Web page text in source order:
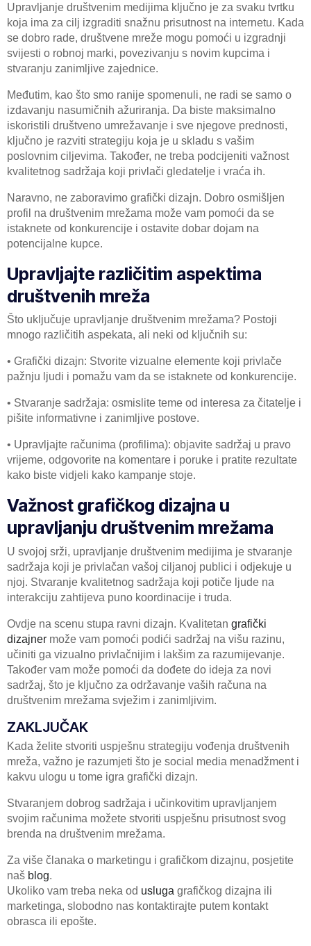
Upravljanje društvenim medijima ključno je za svaku tvrtku
koja ima za cilj izgraditi snažnu prisutnost na internetu. Kada
se dobro rade, društvene mreže mogu pomoći u izgradnji
svijesti o robnoj marki, povezivanju s novim kupcima i
stvaranju zanimljive zajednice.
Međutim, kao što smo ranije spomenuli, ne radi se samo o
izdavanju nasumičnih ažuriranja. Da biste maksimalno
iskoristili društveno umrežavanje i sve njegove prednosti,
ključno je razviti strategiju koja je u skladu s vašim
poslovnim ciljevima. Također, ne treba podcijeniti važnost
kvalitetnog sadržaja koji privlači gledatelje i vraća ih.
Naravno, ne zaboravimo grafički dizajn. Dobro osmišljen
profil na društvenim mrežama može vam pomoći da se
istaknete od konkurencije i ostavite dobar dojam na
potencijalne kupce.
Upravljajte različitim aspektima
društvenih mreža
Što uključuje upravljanje društvenim mrežama? Postoji
mnogo različitih aspekata, ali neki od ključnih su:
• Grafički dizajn: Stvorite vizualne elemente koji privlače
pažnju ljudi i pomažu vam da se istaknete od konkurencije.
• Stvaranje sadržaja: osmislite teme od interesa za čitatelje i
pišite informativne i zanimljive postove.
• Upravljajte računima (profilima): objavite sadržaj u pravo
vrijeme, odgovorite na komentare i poruke i pratite rezultate
kako biste vidjeli kako kampanje stoje.
Važnost grafičkog dizajna u
upravljanju društvenim mrežama
U svojoj srži, upravljanje društvenim medijima je stvaranje
sadržaja koji je privlačan vašoj ciljanoj publici i odjekuje u
njoj. Stvaranje kvalitetnog sadržaja koji potiče ljude na
interakciju zahtijeva puno koordinacije i truda.
Ovdje na scenu stupa ravni dizajn. Kvalitetan grafički
dizajner može vam pomoći podići sadržaj na višu razinu,
učiniti ga vizualno privlačnijim i lakšim za razumijevanje.
Također vam može pomoći da dođete do ideja za novi
sadržaj, što je ključno za održavanje vaših računa na
društvenim mrežama svježim i zanimljivim.
ZAKLJUČAK
Kada želite stvoriti uspješnu strategiju vođenja društvenih
mreža, važno je razumjeti što je social media menadžment i
kakvu ulogu u tome igra grafički dizajn.
Stvaranjem dobrog sadržaja i učinkovitim upravljanjem
svojim računima možete stvoriti uspješnu prisutnost svog
brenda na društvenim mrežama.
Za više članaka o marketingu i grafičkom dizajnu, posjetite
naš blog.
Ukoliko vam treba neka od usluga grafičkog dizajna ili
marketinga, slobodno nas kontaktirajte putem kontakt
obrasca ili epošte.